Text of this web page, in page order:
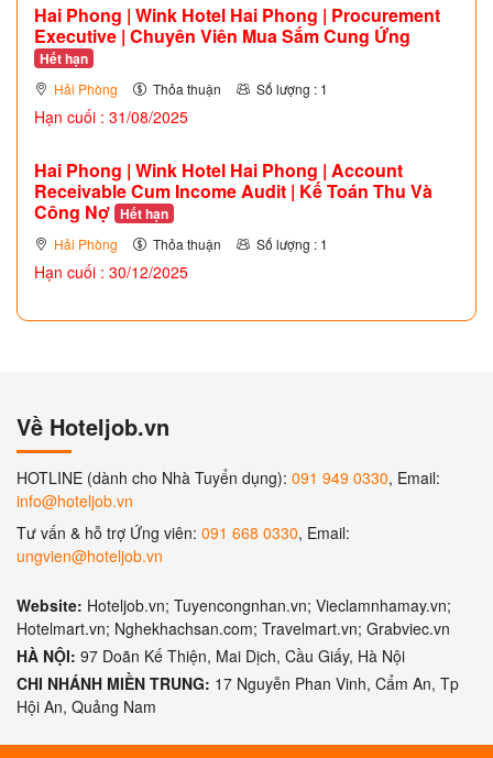
Hai Phong | Wink Hotel Hai Phong | Procurement
Executive | Chuyên Viên Mua Sắm Cung Ứng
Hết hạn
Hải Phòng Thỏa thuận Số lượng : 1
Hạn cuối : 31/08/2025
Hai Phong | Wink Hotel Hai Phong | Account
Receivable Cum Income Audit | Kế Toán Thu Và
Công Nợ Hết hạn
Hải Phòng Thỏa thuận Số lượng : 1
Hạn cuối : 30/12/2025
Về Hoteljob.vn
HOTLINE (dành cho Nhà Tuyển dụng): 091 949 0330, Email:
info@hoteljob.vn
Tư vấn & hỗ trợ Ứng viên: 091 668 0330, Email:
ungvien@hoteljob.vn
Website: Hoteljob.vn; Tuyencongnhan.vn; Vieclamnhamay.vn;
Hotelmart.vn; Nghekhachsan.com; Travelmart.vn; Grabviec.vn
HÀ NỘI: 97 Doãn Kế Thiện, Mai Dịch, Cầu Giấy, Hà Nội
CHI NHÁNH MIỀN TRUNG: 17 Nguyễn Phan Vinh, Cẩm An, Tp
Hội An, Quảng Nam